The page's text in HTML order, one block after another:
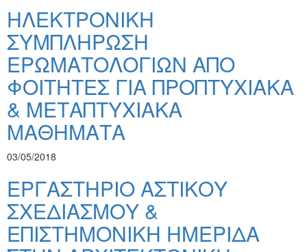
ΗΛΕΚΤΡΟΝΙΚΗ
ΣΥΜΠΛΗΡΩΣΗ
ΕΡΩΜΑΤΟΛΟΓΙΩΝ ΑΠΟ
ΦΟΙΤΗΤΕΣ ΓΙΑ ΠΡΟΠΤΥΧΙΑΚΑ
& ΜΕΤΑΠΤΥΧΙΑΚΑ
ΜΑΘΗΜΑΤΑ
03/05/2018
ΕΡΓΑΣΤΗΡΙΟ ΑΣΤΙΚΟΥ
ΣΧΕΔΙΑΣΜΟΥ &
ΕΠΙΣΤΗΜΟΝΙΚΗ ΗΜΕΡΙΔΑ